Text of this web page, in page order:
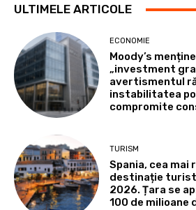
ULTIMELE ARTICOLE
ECONOMIE
Moody’s
„investment
avertismentul
instabilitatea
compromite
TURISM
Spania, cea mai
destinație
2026. Țara se
100 de milioane